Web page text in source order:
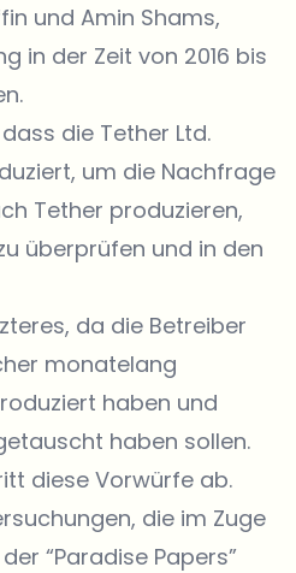
und Amin Shams,
in der Zeit von 2016 bis
die Tether Ltd.
um die Nachfrage
Tether produzieren,
überprüfen und in den
da die Betreiber
monatelang
haben und
haben sollen.
diese Vorwürfe ab.
die im Zuge
“Paradise Papers”